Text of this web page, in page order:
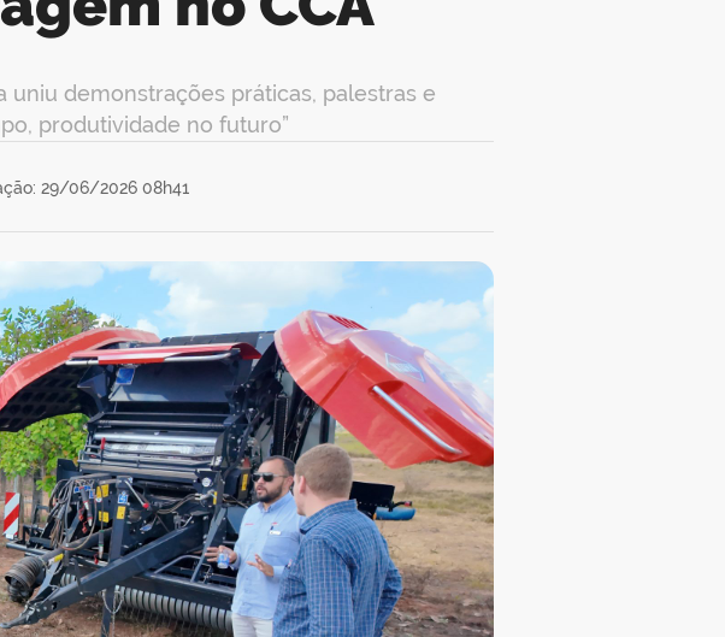
uniu demonstrações práticas, palestras e
produtividade no futuro”
29/06/2026 08h41